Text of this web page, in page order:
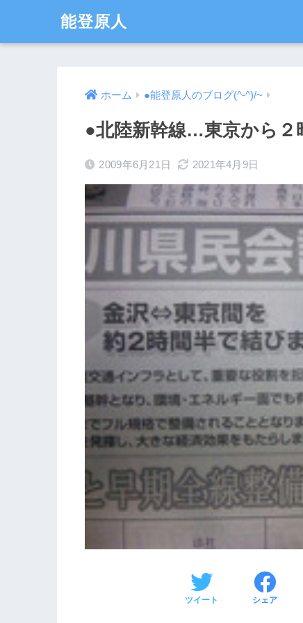
能登原人
ホーム ●能登原人のブログ(^-^)/~
●北陸新幹線…東京から２
2009年6月21日 2021年4月9日
ツイート シェア